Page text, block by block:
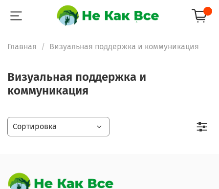
Главная Визуальная поддержка и коммуникация
Визуальная поддержка и
коммуникация